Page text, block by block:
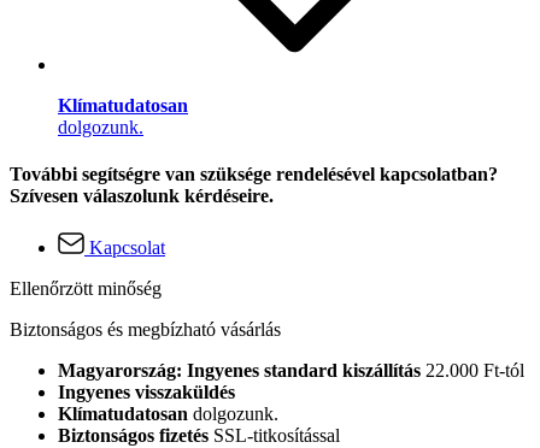
Klímatudatosan
dolgozunk.
További segítségre van szüksége rendelésével kapcsolatban?
Szívesen válaszolunk kérdéseire.
Kapcsolat
Ellenőrzött minőség
Biztonságos és megbízható vásárlás
Magyarország: Ingyenes standard kiszállítás 22.000 Ft-tól
Ingyenes visszaküldés
Klímatudatosan dolgozunk.
Biztonságos fizetés SSL-titkosítással